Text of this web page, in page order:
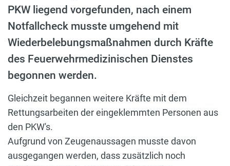
PKW liegend vorgefunden, nach einem
Notfallcheck musste umgehend mit
Wiederbelebungsmaßnahmen durch Kräfte
des Feuerwehrmedizinischen Dienstes
begonnen werden.
Gleichzeit begannen weitere Kräfte mit dem
Rettungsarbeiten der eingeklemmten Personen aus
den PKW's.
Aufgrund von Zeugenaussagen musste davon
ausgegangen werden, dass zusätzlich noch